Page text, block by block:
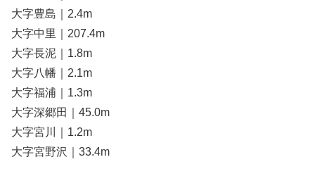
大字豊島｜2.4m
大字中里｜207.4m
大字長泥｜1.8m
大字八幡｜2.1m
大字福浦｜1.3m
大字深郷田｜45.0m
大字宮川｜1.2m
大字宮野沢｜33.4m